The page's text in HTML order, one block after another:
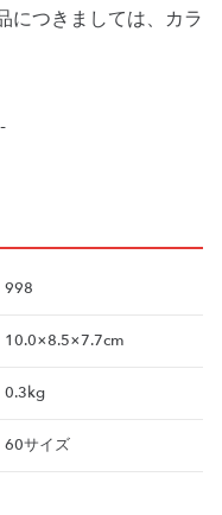
につきましては、カラ
998
10.0×8.5×7.7cm
0.3kg
60サイズ